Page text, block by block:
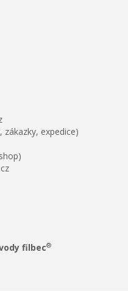
zákazky, expedice)
filbec®